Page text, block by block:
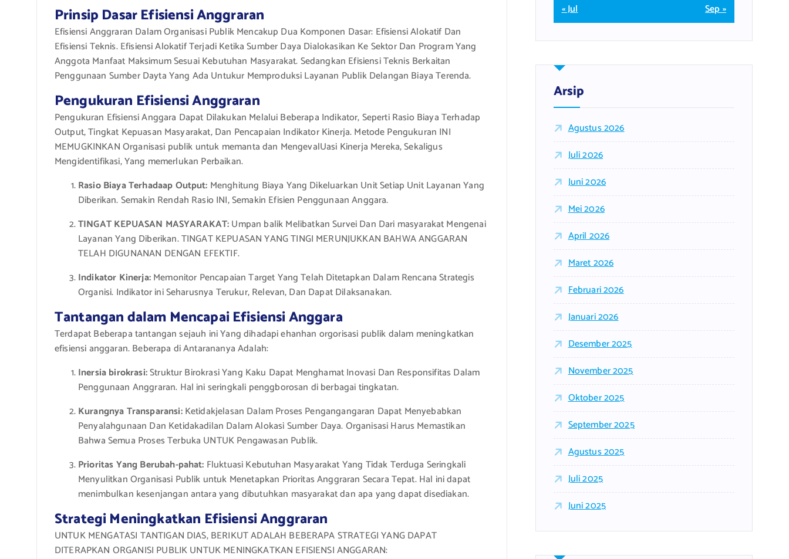
Prinsip Dasar Efisiensi Anggraran
Efisiensi Anggraran Dalam Organisasi Publik Mencakup Dua Komponen Dasar: Efisiensi Alokatif Dan
Efisiensi Teknis. Efisiensi Alokatif Terjadi Ketika Sumber Daya Dialokasikan Ke Sektor Dan Program Yang
Anggota Manfaat Maksimum Sesuai Kebutuhan Masyarakat. Sedangkan Efisiensi Teknis Berkaitan
Penggunaan Sumber Dayta Yang Ada Untukur Memproduksi Layanan Publik Delangan Biaya Terenda.
Pengukuran Efisiensi Anggraran
Pengukuran Efisiensi Anggara Dapat Dilakukan Melalui Beberapa Indikator, Seperti Rasio Biaya Terhadap
Output, Tingkat Kepuasan Masyarakat, Dan Pencapaian Indikator Kinerja. Metode Pengukuran INI
MEMUGKINKAN Organisasi publik untuk memanta dan MengevalUasi Kinerja Mereka, Sekaligus
Mengidentifikasi, Yang memerlukan Perbaikan.
Rasio Biaya Terhadaap Output: Menghitung Biaya Yang Dikeluarkan Unit Setiap Unit Layanan Yang
Diberikan. Semakin Rendah Rasio INI, Semakin Efisien Penggunaan Anggara.
TINGAT KEPUASAN MASYARAKAT:Umpan balik Melibatkan Survei Dan Dari masyarakat Mengenai
Layanan Yang Diberikan. TINGAT KEPUASAN YANG TINGI MERUNJUKKAN BAHWA ANGGARAN
TELAH DIGUNANAN DENGAN EFEKTIF.
Indikator Kinerja:Memonitor Pencapaian Target Yang Telah Ditetapkan Dalam Rencana Strategis
Organisi. Indikator ini Seharusnya Terukur, Relevan, Dan Dapat Dilaksanakan.
Tantangan dalam Mencapai Efisiensi Anggara
Terdapat Beberapa tantangan sejauh ini Yang dihadapi ehanhan orgorisasi publik dalam meningkatkan
efisiensi anggaran. Beberapa di Antarananya Adalah:
Inersia birokrasi:Struktur Birokrasi Yang Kaku Dapat Menghamat Inovasi Dan Responsifitas Dalam
Penggunaan Anggraran. Hal ini seringkali penggborosan di berbagai tingkatan.
Kurangnya Transparansi:Ketidakjelasan Dalam Proses Pengangangaran Dapat Menyebabkan
Penyalahgunaan Dan Ketidakadilan Dalam Alokasi Sumber Daya. Organisasi Harus Memastikan
Bahwa Semua Proses Terbuka UNTUK Pengawasan Publik.
Prioritas Yang Berubah-pahat: Fluktuasi Kebutuhan Masyarakat Yang Tidak Terduga Seringkali
Menyulitkan Organisasi Publik untuk Menetapkan Prioritas Anggraran Secara Tepat. Hal ini dapat
menimbulkan kesenjangan antara yang dibutuhkan masyarakat dan apa yang dapat disediakan.
Strategi Meningkatkan Efisiensi Anggraran
UNTUK MENGATASI TANTIGAN DIAS, BERIKUT ADALAH BEBERAPA STRATEGI YANG DAPAT
DITERAPKAN ORGANISI PUBLIK UNTUK MENINGKATKAN EFISIENSI ANGGARAN:
« Jul
Sep »
Arsip
Agustus 2026
Juli 2026
Juni 2026
Mei 2026
April 2026
Maret 2026
Februari 2026
Januari 2026
Desember 2025
November 2025
Oktober 2025
September 2025
Agustus 2025
Juli 2025
Juni 2025